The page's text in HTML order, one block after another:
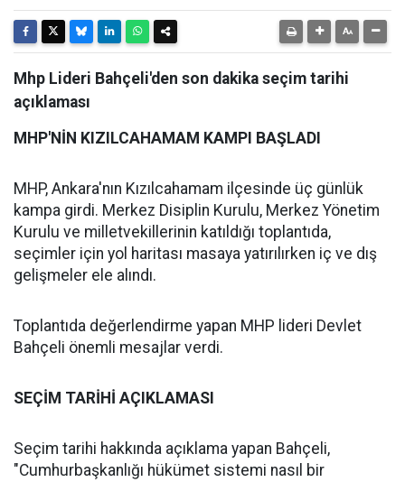
Mhp Lideri Bahçeli'den son dakika seçim tarihi
açıklaması
MHP'NİN KIZILCAHAMAM KAMPI BAŞLADI
MHP, Ankara'nın Kızılcahamam ilçesinde üç günlük
kampa girdi. Merkez Disiplin Kurulu, Merkez Yönetim
Kurulu ve milletvekillerinin katıldığı toplantıda,
seçimler için yol haritası masaya yatırılırken iç ve dış
gelişmeler ele alındı.
Toplantıda değerlendirme yapan MHP lideri Devlet
Bahçeli önemli mesajlar verdi.
SEÇİM TARİHİ AÇIKLAMASI
Seçim tarihi hakkında açıklama yapan Bahçeli,
"Cumhurbaşkanlığı hükümet sistemi nasıl bir